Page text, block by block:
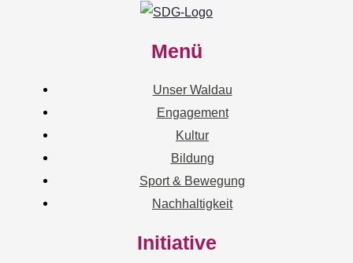
Menü
Unser Waldau
Engagement
Kultur
Bildung
Sport & Bewegung
Nachhaltigkeit
Initiative